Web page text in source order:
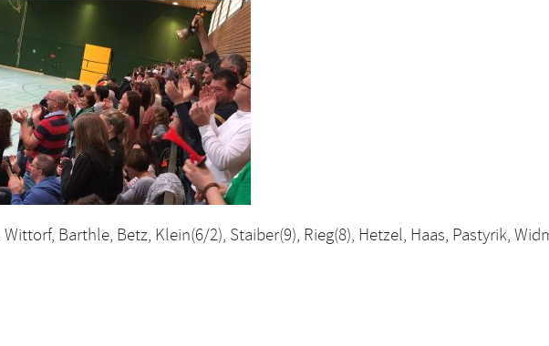
Barthle, Betz, Klein(6/2), Staiber(9), Rieg(8), Hetzel, Haas, Pastyrik,